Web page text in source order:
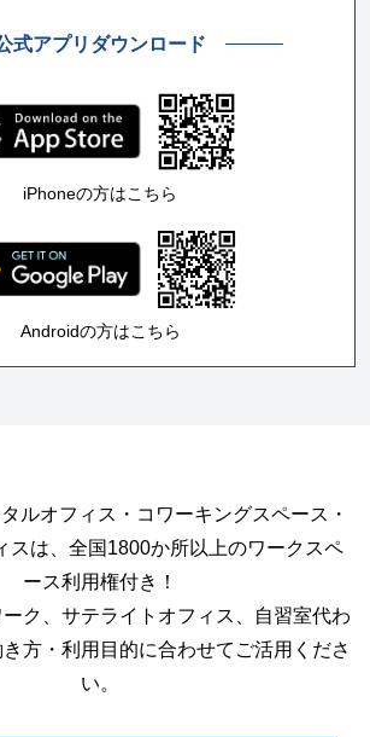
式アプリダウンロード
iPhoneの方はこちら
Androidの方はこちら
ルオフィス・コワーキングスペース・
スは、全国1800か所以上のワークスペ
ース利用権付き！
ク、サテライトオフィス、自習室代わ
方・利用目的に合わせてご活用くださ
い。